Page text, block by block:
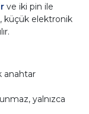
ve iki pin ile
küçük elektronik
anahtar
yalnızca